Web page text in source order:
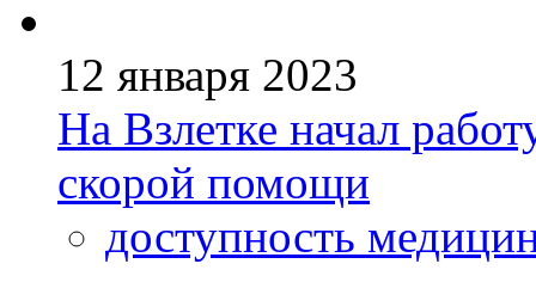
12 января 2023
На Взлетке начал
скорой помощи
доступность